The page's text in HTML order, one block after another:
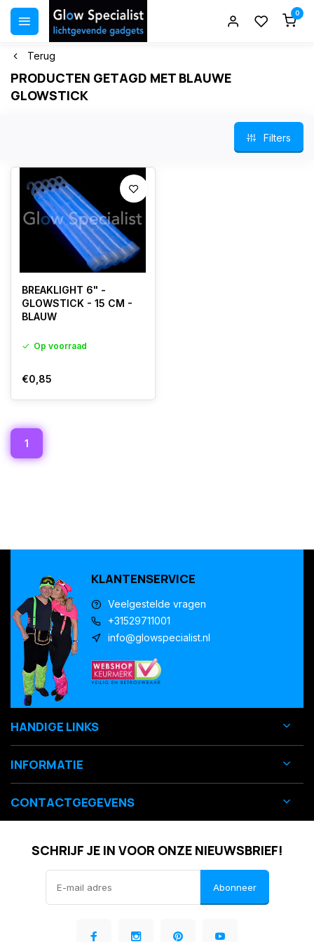
0
Terug
PRODUCTEN GETAGD MET BLAUWE
GLOWSTICK
Filters
BREAKLIGHT 6" -
GLOWSTICK - 15 CM -
BLAUW
Op voorraad
€0,85
1
KLANTENSERVICE
Veelgestelde vragen
+31529711001
info@glowspecialist.nl
HANDIGE LINKS
INFORMATIE
CONTACTGEGEVENS
SCHRIJF JE IN VOOR ONZE NIEUWSBRIEF!
Abonneer